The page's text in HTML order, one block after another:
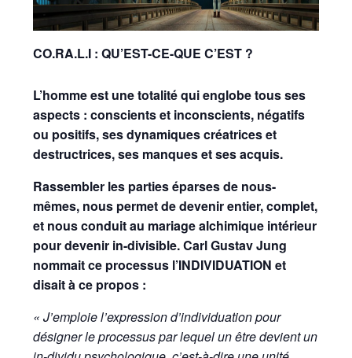
CO.RA.L.I : QU’EST-CE-QUE C’EST ?
L’homme est une totalité qui englobe tous ses
aspects : conscients et inconscients, négatifs
ou positifs, ses dynamiques créatrices et
destructrices, ses manques et ses acquis.
Rassembler les parties éparses de nous-
mêmes, nous permet de devenir entier, complet,
et nous conduit au mariage alchimique intérieur
pour devenir in-divisible. Carl Gustav Jung
nommait ce processus l’INDIVIDUATION et
disait à ce propos :
« J’emploie l’expression d’individuation pour
désigner le processus par lequel un être devient un